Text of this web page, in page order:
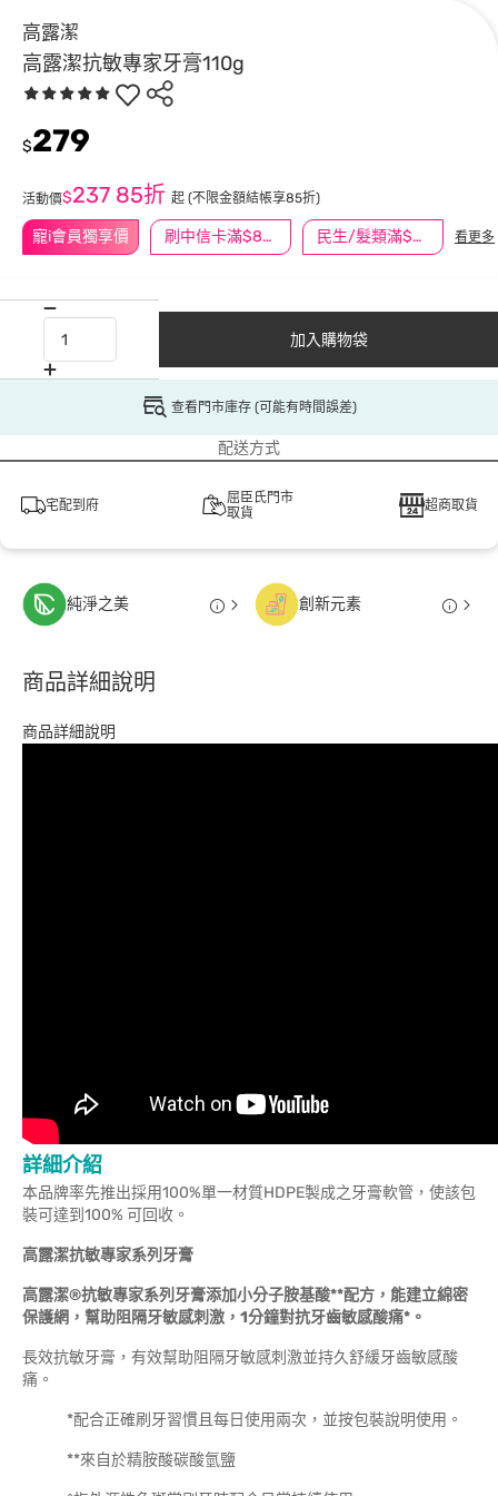
高露潔
高露潔抗敏專家牙膏110g
寵i會員獨享價 刷中信卡滿$888送3萬點 民生/髮類滿$388送舒潔冰巾 看更多
$279
活動價$237 85折 起 (不限金額結帳享85折)
加入購物袋
查看門市庫存 (可能有時間誤差)
配送方式
宅配到府
屈臣氏門市
取貨
超商取貨
純淨之美 創新元素
商品詳細說明
商品詳細說明
詳細介紹
本品牌率先推出採用100%單一材質HDPE製成之牙膏軟管，使該包
裝可達到100% 可回收。
高露潔抗敏專家系列牙膏
高露潔®抗敏專家系列牙膏添加小分子胺基酸**配方，能建立綿密
保護網，幫助阻隔牙敏感刺激，1分鐘對抗牙齒敏感酸痛* 。
長效抗敏牙膏，有效幫助阻隔牙敏感刺激並持久舒緩牙齒敏感酸
痛。
*配合正確刷牙習慣且每日使用兩次，並按包裝說明使用。
**來自於精胺酸碳酸氫鹽